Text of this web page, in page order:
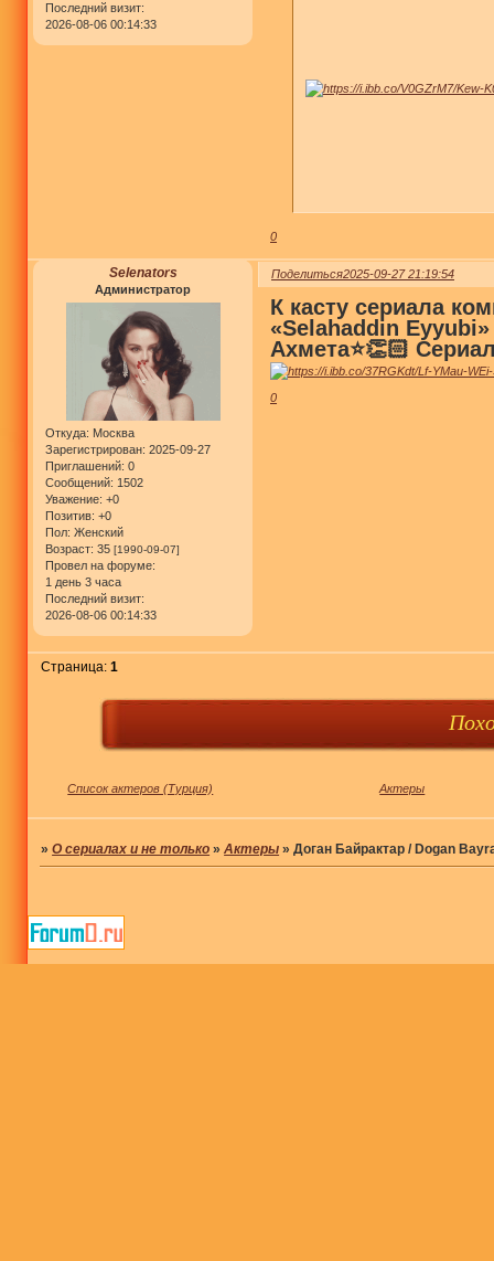
Последний визит:
2026-08-06 00:14:33
0
Поделиться2025-09-27 21:19:54
Selenators
Администратор
Откуда: Москва
Зарегистрирован: 2025-09-27
Приглашений: 0
Сообщений: 1502
Уважение: +0
Позитив: +0
Пол: Женский
Возраст: 35 [1990-09-07]
Провел на форуме:
1 день 3 часа
Последний визит:
2026-08-06 00:14:33
К касту сериала
«Selahaddin
Ахмета⭐👏🏻
0
Страница:1
Список актеров (Турция) Актеры
»О сериалах и не только »Актеры »Доган Байрактар / Dogan